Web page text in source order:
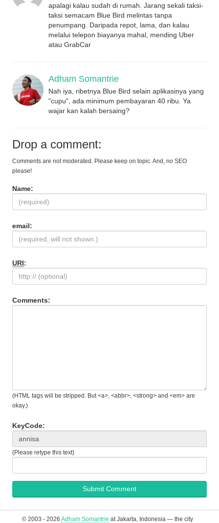
apalagi kalau sudah di rumah. Jarang sekali taksi-
taksi semacam Blue Bird melintas tanpa
penumpang. Daripada repot, lama, dan kalau
melalui telepon biayanya mahal, mending Uber
atau GrabCar
Adham Somantrie
Nah iya, ribetnya Blue Bird selain aplikasinya yang
"cupu", ada minimum pembayaran 40 ribu. Ya
wajar kan kalah bersaing?
Drop a comment:
Comments are not moderated. Please keep on topic. And, no SEO
please!
Name:
email:
URI:
Comments:
(HTML tags will be stripped. But <a>, <abbr>, <strong> and <em> are
okay.)
KeyCode:
(Please retype this text)
© 2003 - 2026 Adham Somantrie at Jakarta, Indonesia — the city